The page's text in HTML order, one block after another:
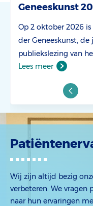
Geneeskunst
Op 2 oktober 2026
der Geneeskunst, de
publiekslezing van
de Doelen. Dit jaar
de wereld achter
De lezingen worden
circus-, muziek- en
ontmoeten in de
reserveer nu je plekje
Lees meer
Wij zijn altijd bezig
verbeteren. We vragen
naar hun ervaringen